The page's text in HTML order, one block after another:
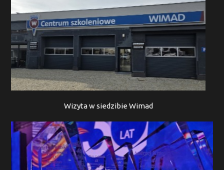
Wizyta w siedzibie Wimad